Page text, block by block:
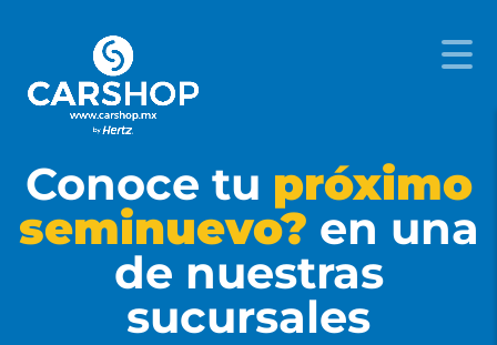
Conoce tu próximo
seminuevo? en una
de nuestras
sucursales